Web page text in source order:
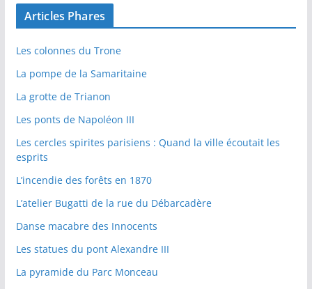
Articles Phares
Les colonnes du Trone
La pompe de la Samaritaine
La grotte de Trianon
Les ponts de Napoléon III
Les cercles spirites parisiens : Quand la ville écoutait les
esprits
L’incendie des forêts en 1870
L’atelier Bugatti de la rue du Débarcadère
Danse macabre des Innocents
Les statues du pont Alexandre III
La pyramide du Parc Monceau